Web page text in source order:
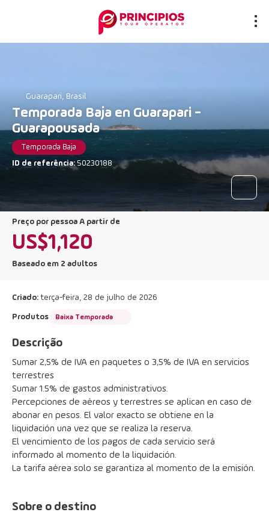
Guarapari, Brasil
Temporada Baja en Guarapari -
Guarapousada
Temporada Baja
ID de referência: 50230188
preço por pessoa A partir de
US$1,120
Baseado em 2 adultos
Criado: terça-feira, 28 de julho de 2026
Produtos Baixa Temporada
Descrição
Sumar 2,5% de IVA en paquetes o 3,5% de IVA en servicios
terrestres
Sumar 1.5% de gastos administrativos.
Percepciones de aéreos y terrestres se aplican en caso de
abonar en pesos. El valor exacto se obtiene en la
liquidación una vez que se realiza la reserva.
El vencimiento de los pagos de cada servicio será
informado al momento de la liquidación.
La tarifa aérea solo se garantiza al momento de la emisión.
Sobre o destino